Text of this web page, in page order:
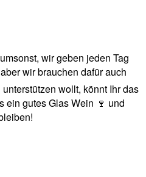
wir geben jeden Tag
wir brauchen dafür auch
wollt, könnt Ihr das
ein gutes Glas Wein 🍷 und